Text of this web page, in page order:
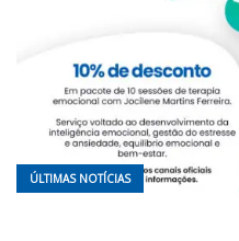
ÚLTIMAS NOTÍCIAS